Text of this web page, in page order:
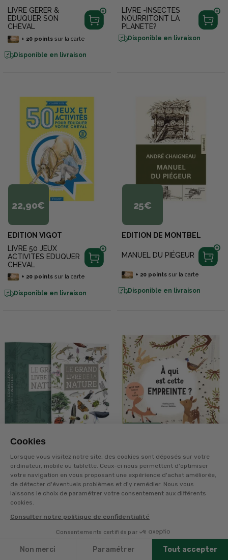
Cookies
Lorsque vous visitez notre site, des cookies sont déposés sur votre
ordinateur, mobile ou tablette. Ceux-ci nous permettent d'optimiser
votre navigation en vous proposant une expérience d'achat améliorée,
de détecter d'éventuels problèmes et d'y remédier. Nous vous
laissons le choix de paramétrer votre consentement aux différents
cookies.
Consulter notre politique de confidentialité
Consentements certifiés par
Non merci Paramétrer Tout accepter
Filtres
LIVRE GERER &
EDUQUER SON
CHEVAL
+ 20pointssur la carte
Disponible en livraison
LIVRE -INSECTES
NOURRITONT LA
PLANETE?
Disponible en livraison
22,90€
EDITION VIGOT
LIVRE 50 JEUX
ACTIVITES EDUQUER
CHEVAL
+ 20pointssur la carte
Disponible en livraison
25€
EDITION DE MONTBEL
MANUEL DU PIÉGEUR
+ 20pointssur la carte
Disponible en livraison
69€
EDITION LA SALAMANDRE
LIVRE LE GRAND
LIVRE DE LA NATURE
Disponible en livraison
EDITION GERFAUT
LIVRE A QUI EST
CETTE EMPREINTE ?
Disponible en livraison